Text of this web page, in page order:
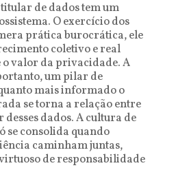
de dados tem um
O exercício dos
prática burocrática, ele
coletivo e real
valor da privacidade. A
um pilar de
mais informado o
se torna a relação entre
dados. A cultura de
se consolida quando
caminham juntas,
de responsabilidade